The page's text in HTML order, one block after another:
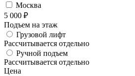
Москва
5 000 ₽
Подъем на этаж
Грузовой лифт
Рассчитывается отдельно
Ручной подъем
Рассчитывается отдельно
Цена